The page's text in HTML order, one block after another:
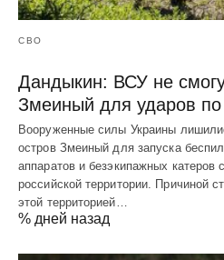
СВО
Дандыкин: ВСУ не
Змеиный для ударов
Вооруженные силы Украины
остров Змеиный для запуска
аппаратов и безэкипажных
российской территории. Причиной
этой территорией…
% дней назад